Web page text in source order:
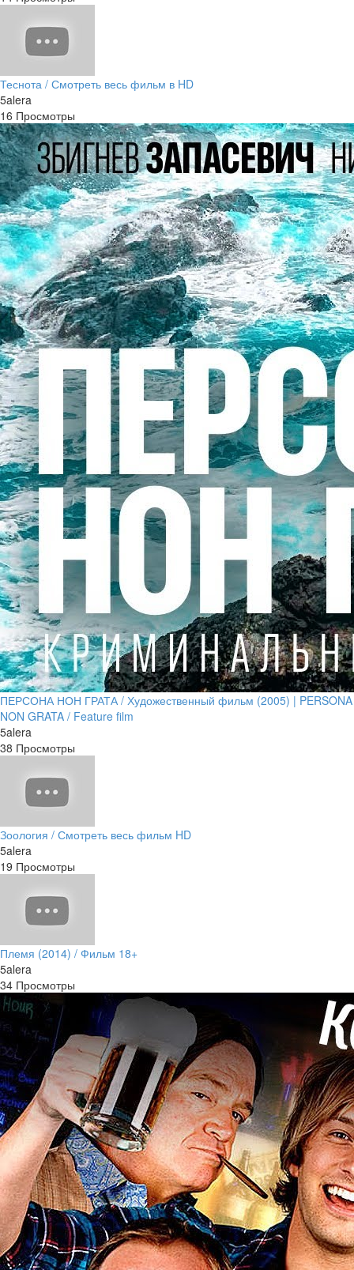
Теснота / Смотреть весь фильм в HD
5alera
16 Просмотры
ПЕРСОНА НОН ГРАТА / Художественный фильм (2005) | PERSONA
NON GRATA / Feature film
5alera
38 Просмотры
Зоология / Смотреть весь фильм HD
5alera
19 Просмотры
Племя (2014) / Фильм 18+
5alera
34 Просмотры